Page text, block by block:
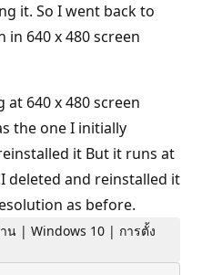
it. So I went back to
640 x 480 screen
640 x 480 screen
the one I initially
it But it runs at
deleted and reinstalled it
as before.
น | Windows 10 | การตั้ง